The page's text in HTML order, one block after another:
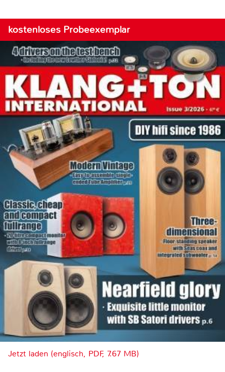
kostenloses Probeexemplar
Jetzt laden (englisch, PDF, 7.67 MB)